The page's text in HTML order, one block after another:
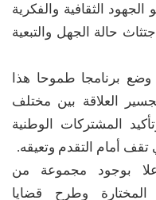
الثقافية والفكرية
حالة الجهل والتبعية
برنامجا طموحا هذا
العلاقة بين مختلف
المشتركات الوطنية
تقف أمام التقدم وتعيقه.
بوجود مجموعة من
المختارة وطرح قضايا